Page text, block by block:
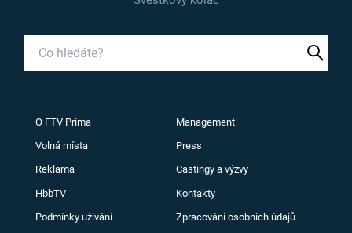
O FTV Prima Management
Volná místa Press
Reklama Castingy a výzvy
HbbTV Kontakty
Podmínky užívání Zpracování osobních údajů